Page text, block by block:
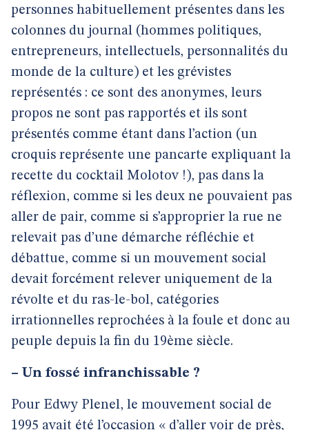
personnes habituellement présentes dans les
colonnes du journal (hommes politiques,
entrepreneurs, intellectuels, personnalités du
monde de la culture) et les grévistes
représentés : ce sont des anonymes, leurs
propos ne sont pas rapportés et ils sont
présentés comme étant dans l’action (un
croquis représente une pancarte expliquant la
recette du cocktail Molotov !), pas dans la
réflexion, comme si les deux ne pouvaient pas
aller de pair, comme si s’approprier la rue ne
relevait pas d’une démarche réfléchie et
débattue, comme si un mouvement social
devait forcément relever uniquement de la
révolte et du ras-le-bol, catégories
irrationnelles reprochées à la foule et donc au
peuple depuis la fin du 19ème siècle.
– Un fossé infranchissable ?
Pour Edwy Plenel, le mouvement social de
1995 avait été l’occasion « d’aller voir de près,